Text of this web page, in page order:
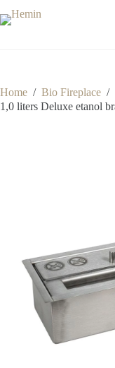
Home / Bio Fireplace /
1,0 liters Deluxe etanol